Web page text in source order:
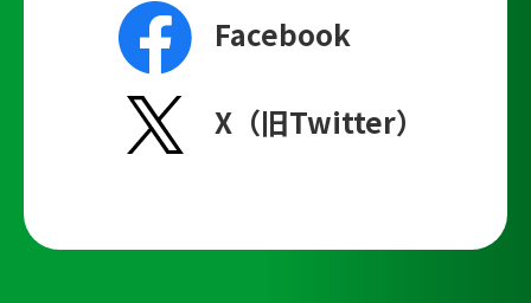
Facebook
X（旧Twitter）